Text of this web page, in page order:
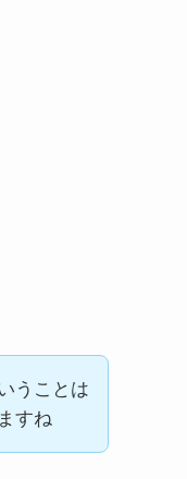
うことは
すね